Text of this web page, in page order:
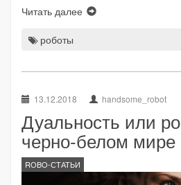
Читать далее
роботы
13.12.2018 handsome_robot
Дуальность или
черно-белом мире
ROBO-СТАТЬИ